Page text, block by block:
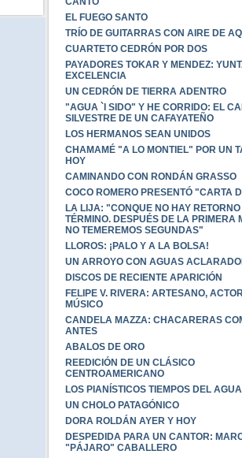
EL FUEGO SANTO
TRÍO DE GUITARRAS CON AIRE DE
CUARTETO CEDRÓN POR DOS
PAYADORES TOKAR Y MENDEZ:
EXCELENCIA
UN CEDRÓN DE TIERRA ADENTRO
"AGUA `I SIDO" Y HE CORRIDO: EL
SILVESTRE DE UN CAFAYATEÑO
LOS HERMANOS SEAN UNIDOS
CHAMAMÉ "A LO MONTIEL" POR UN
HOY
CAMINANDO CON RONDÁN GRASSO
COCO ROMERO PRESENTÓ "CARTA
LA LIJA: "CONQUE NO HAY RETORNO
TÉRMINO. DESPUÉS DE LA PRIMERA
NO TEMEREMOS SEGUNDAS"
LLOROS: ¡PALO Y A LA BOLSA!
UN ARROYO CON AGUAS
DISCOS DE RECIENTE APARICIÓN
FELIPE V. RIVERA: ARTESANO,
MÚSICO
CANDELA MAZZA: CHACARERAS
ANTES
ABALOS DE ORO
REEDICIÓN DE UN CLÁSICO
CENTROAMERICANO
LOS PIANÍSTICOS TIEMPOS DEL AGUA
UN CHOLO PATAGÓNICO
DORA ROLDÁN AYER Y HOY
DESPEDIDA PARA UN CANTOR:
"PÁJARO" CABALLERO